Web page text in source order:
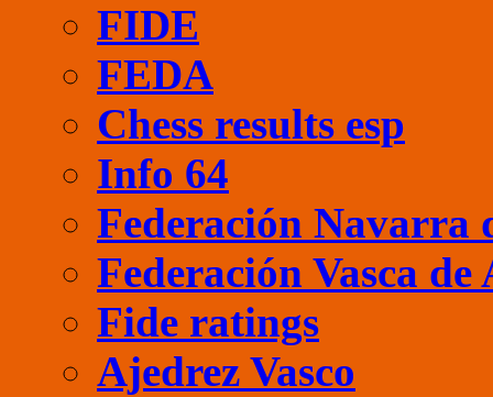
FIDE
FEDA
Chess results esp
Info 64
Federación Navarra
Federación Vasca de
Fide ratings
Ajedrez Vasco